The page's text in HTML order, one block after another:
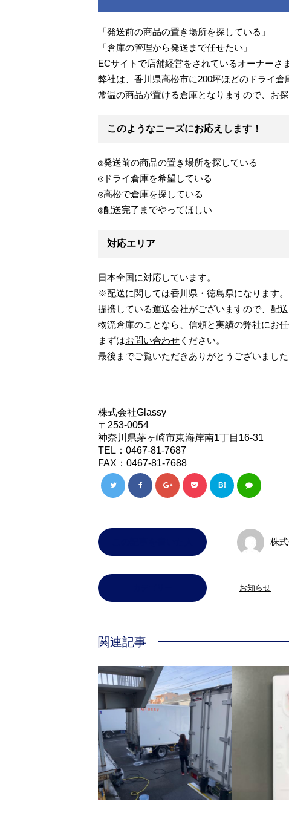
「発送前の商品の置き場所を探している」
「倉庫の管理から発送まで任せたい」
ECサイトで店舗経営をされているオーナーさ
弊社は、香川県高松市に200坪ほどのドライ倉
常温の商品が置ける倉庫となりますので、お
このようなニーズにお応えします！
◎発送前の商品の置き場所を探している
◎ドライ倉庫を希望している
◎高松で倉庫を探している
◎配送完了までやってほしい
対応エリア
日本全国に対応しています。
※配送に関しては香川県・徳島県になります。
提携している運送会社がございますので、配
物流倉庫のことなら、信頼と実績の弊社にお任
まずはお問い合わせ ください。
最後までご覧いただきありがとうございました
株式会社Glassy
〒253-0054
神奈川県茅ヶ崎市東海岸南1丁目16-31
TEL：0467-81-7687
FAX：0467-81-7688
B!
株
お知らせ
関連記事